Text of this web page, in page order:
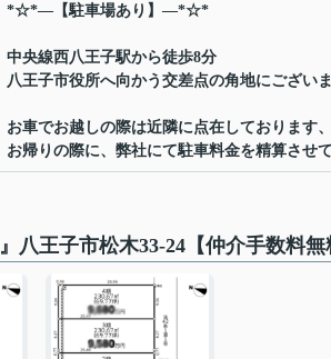
*☆*―【駐車場あり】―*☆*
中央線西八王子駅から徒歩8分
八王子市役所へ向かう交差点の角地にございま
お車でお越しの際は近隣に点在しております
お帰りの際に、弊社にて駐車料金を精算させ
八王子市松木33-24【仲介手数料